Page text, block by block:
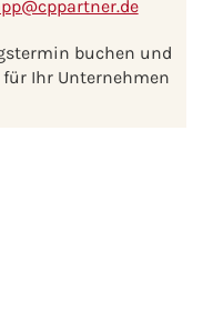
@cppartner.de
buchen und
für Ihr Unternehmen